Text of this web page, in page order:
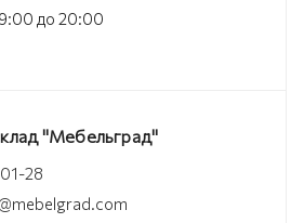
до 20:00
"Мебельград"
28